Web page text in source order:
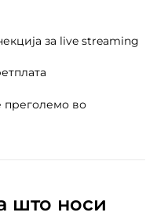
за live streaming
преголемо во
што носи